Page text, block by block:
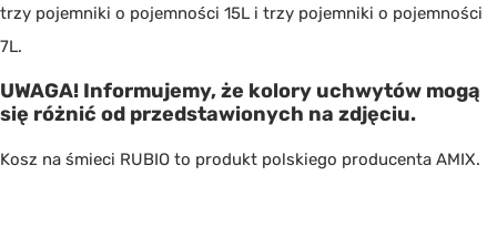
trzy pojemniki o pojemności 15L i trzy pojemniki o pojemności
7L.
UWAGA! Informujemy, że kolory uchwytów mogą
się różnić od przedstawionych na zdjęciu.
Kosz na śmieci RUBIO to produkt polskiego producenta AMIX.